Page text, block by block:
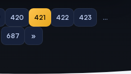
420 421 422 423 …
687 »